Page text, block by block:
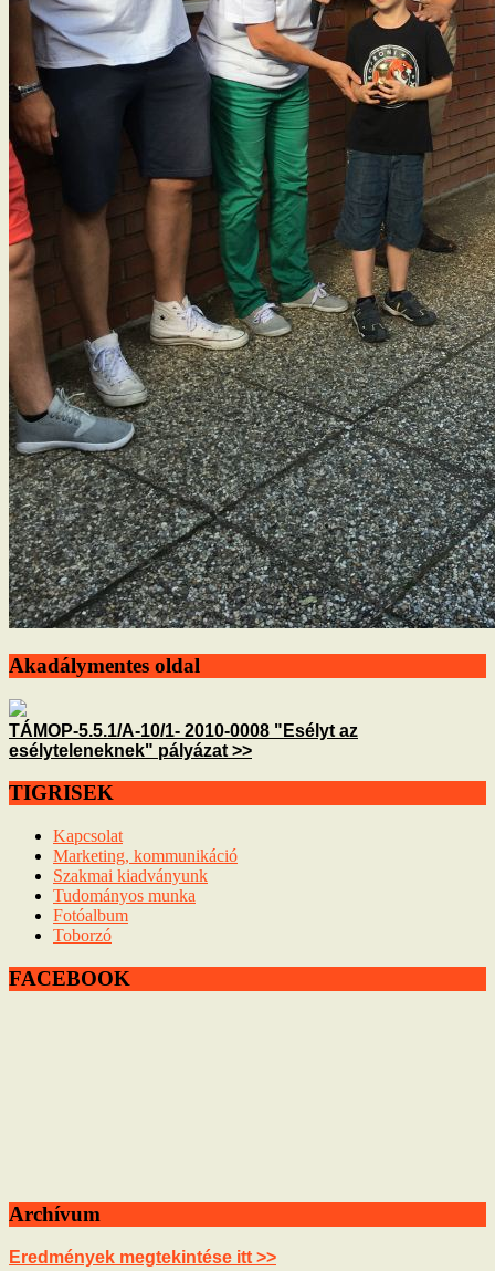
Akadálymentes oldal
TÁMOP-5.5.1/A-10/1- 2010-0008 "Esélyt az
esélyteleneknek" pályázat >>
TIGRISEK
Kapcsolat
Marketing, kommunikáció
Szakmai kiadványunk
Tudományos munka
Fotóalbum
Toborzó
FACEBOOK
Archívum
Eredmények megtekintése itt >>